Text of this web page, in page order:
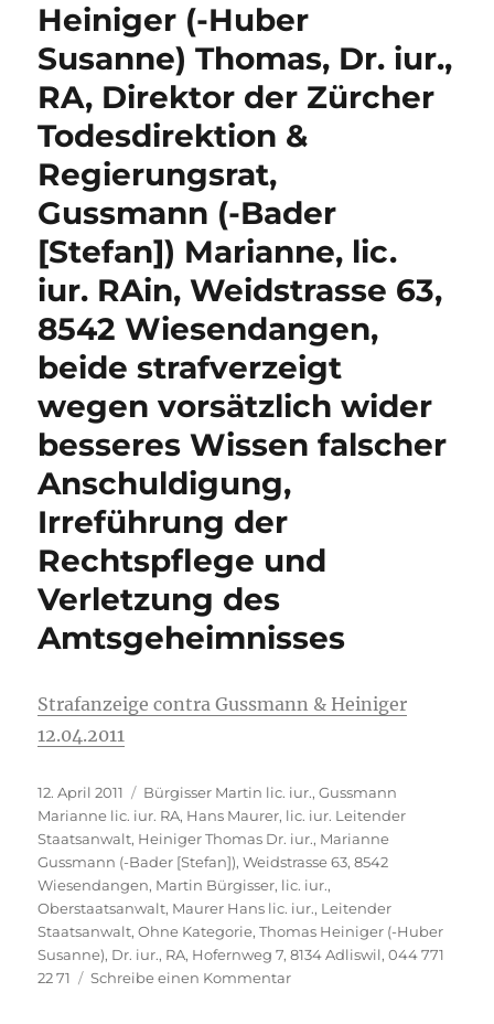
Heiniger (-Huber
Susanne) Thomas, Dr. iur.,
RA, Direktor der Zürcher
Todesdirektion &
Regierungsrat,
Gussmann (-Bader
[Stefan]) Marianne, lic.
iur. RAin, Weidstrasse 63,
8542 Wiesendangen,
beide strafverzeigt
wegen vorsätzlich wider
besseres Wissen falscher
Anschuldigung,
Irreführung der
Rechtspflege und
Verletzung des
Amtsgeheimnisses
Strafanzeige contra Gussmann & Heiniger
12.04.2011
Veröffentlicht
am
12. April 2011 Kategorien
Bürgisser Martin lic. iur.,Gussmann
Marianne lic. iur. RA, Hans Maurer, lic. iur. Leitender
Staatsanwalt, Heiniger Thomas Dr. iur., Marianne
Gussmann (-Bader [Stefan]), Weidstrasse 63, 8542
Wiesendangen, Martin Bürgisser, lic. iur.,
Oberstaatsanwalt, Maurer Hans lic. iur., Leitender
Staatsanwalt,Ohne Kategorie,Thomas Heiniger (-Huber
Susanne), Dr. iur., RA, Hofernweg 7, 8134 Adliswil, 044 771
22 71
Schreibe einen Kommentarzu